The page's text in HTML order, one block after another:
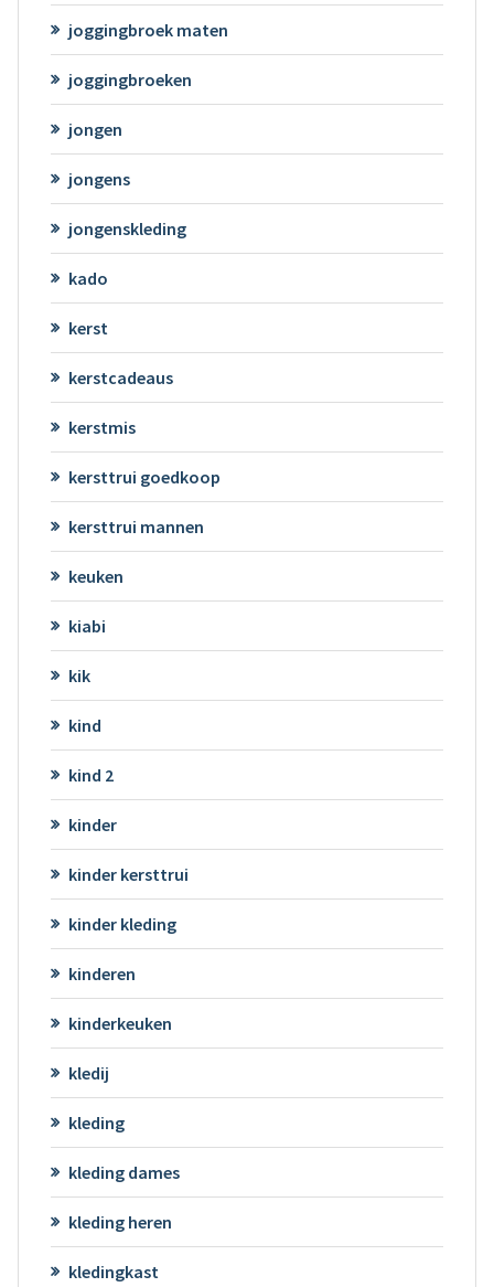
joggingbroek maten
joggingbroeken
jongen
jongens
jongenskleding
kado
kerst
kerstcadeaus
kerstmis
kersttrui goedkoop
kersttrui mannen
keuken
kiabi
kik
kind
kind 2
kinder
kinder kersttrui
kinder kleding
kinderen
kinderkeuken
kledij
kleding
kleding dames
kleding heren
kledingkast